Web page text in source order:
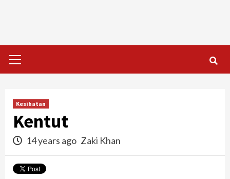
Menu
Kesihatan
Kentut
14 years ago Zaki Khan